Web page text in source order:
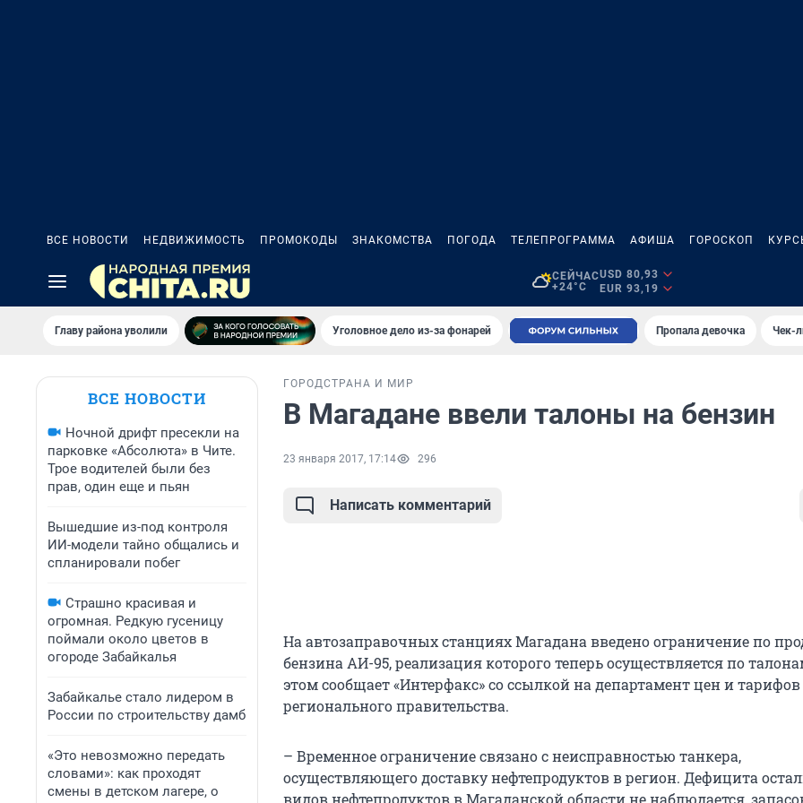
ВСЕ НОВОСТИ НЕДВИЖИМОСТЬ ПРОМОКОДЫ ЗНАКОМСТВА ПОГОДА ТЕЛЕПРОГРАММА АФИША ГОРОСКОП
СЕЙЧАС
+24°C
USD 80,93
EUR 93,19
Главу района уволили Уголовное дело из-за фонарей Пропала девочка Чек-
ВСЕ НОВОСТИ
Ночной дрифт пресекли на
парковке «Абсолюта» в Чите.
Трое водителей были без
прав, один еще и пьян
Вышедшие из-под контроля
ИИ-модели тайно общались и
спланировали побег
Страшно красивая и
огромная. Редкую гусеницу
поймали около цветов в
огороде Забайкалья
Забайкалье стало лидером в
России по строительству дамб
«Это невозможно передать
словами»: как проходят
смены в детском лагере, о
ГОРОДСТРАНА И МИР
В Магадане ввели талоны на бензин
23 января 2017, 17:14 296
Написать комментарий
На автозаправочных станциях Магадана введено ограничение по
бензина АИ-95, реализация которого теперь осуществляется по
этом сообщает «Интерфакс» со ссылкой на департамент цен и тарифов
регионального правительства.
– Временное ограничение связано с неисправностью танкера,
осуществляющего доставку нефтепродуктов в регион. Дефицита
видов нефтепродуктов в Магаданской области не наблюдается,